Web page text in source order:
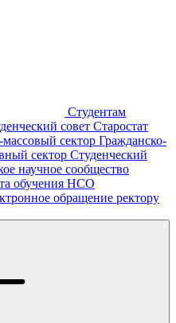
Студентам
совет Старостат
массовый сектор Гражданско-
сектор Студенческий
научное сообщество
обучения НСО
обращение ректору